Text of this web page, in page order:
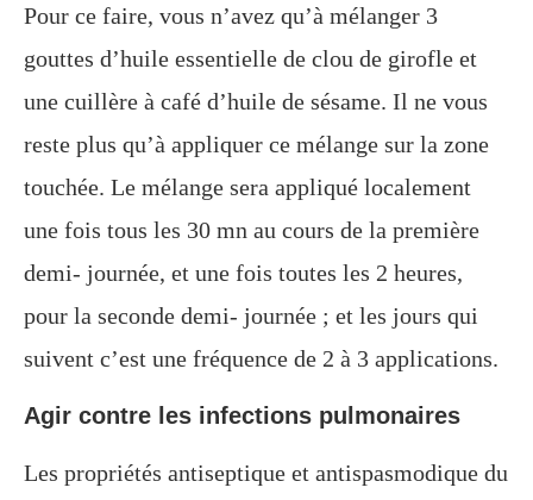
Pour ce faire, vous n’avez qu’à mélanger 3
gouttes d’huile essentielle de clou de girofle et
une cuillère à café d’huile de sésame. Il ne vous
reste plus qu’à appliquer ce mélange sur la zone
touchée. Le mélange sera appliqué localement
une fois tous les 30 mn au cours de la première
demi- journée, et une fois toutes les 2 heures,
pour la seconde demi- journée ; et les jours qui
suivent c’est une fréquence de 2 à 3 applications.
Agir contre les infections pulmonaires
Les propriétés antiseptique et antispasmodique du